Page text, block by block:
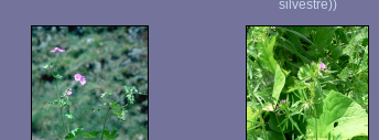
silvestre))